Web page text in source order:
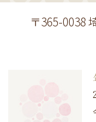
〒365-0038